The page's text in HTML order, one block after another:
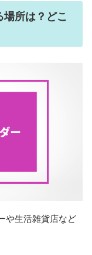
所は？どこ
や生活雑貨店など